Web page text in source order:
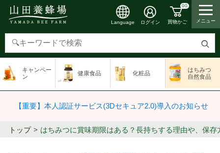
検
す
Language ログイン
00
買物かご メニュー
キャンペー
ン
健康食品 化粧品
はちみつ
自然食品
【重要】本人認証サービス(3Dセキュア2.0)導入のお知らせ
トップ はちみつに賞味期限はある？長持ちする理由や、保存